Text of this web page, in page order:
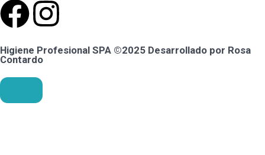
Higiene Profesional SPA ©2025 Desarrollado por Rosa
Contardo